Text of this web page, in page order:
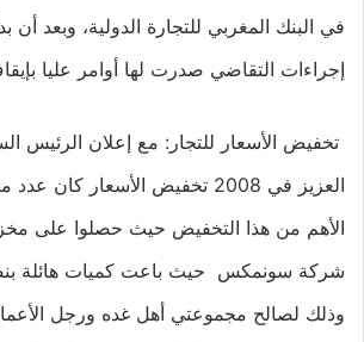
في البنك المغربي للتجارة الدولية، وبعد
إجراءات التقاضي صدرت لها أوامر عليا
تخفيض الأسعار للتجار: مع إعلان الرئيس
العزيز في 2008 تخفيض الأسعار
الأهم من هذا التخفيض حيث حصلوا على
شركة سونمكس حيث باعت كميات هائلة
وذلك لصالح مجموعتي أهل غده ورجل